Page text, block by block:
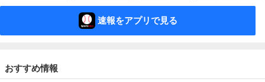
速報をアプリで見る
おすすめ情報